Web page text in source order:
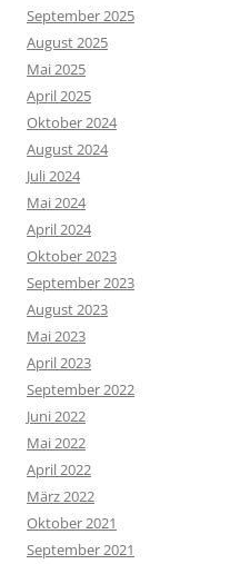
September 2025
August 2025
Mai 2025
April 2025
Oktober 2024
August 2024
Juli 2024
Mai 2024
April 2024
Oktober 2023
September 2023
August 2023
Mai 2023
April 2023
September 2022
Juni 2022
Mai 2022
April 2022
März 2022
Oktober 2021
September 2021